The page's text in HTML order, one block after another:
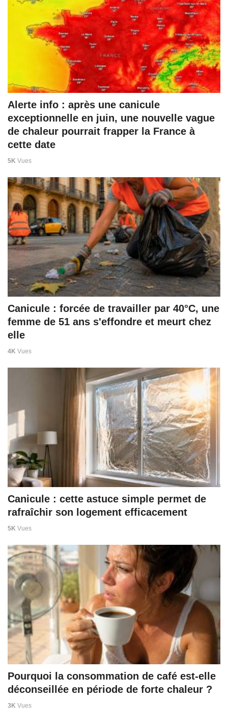
Alerte info : après une canicule
exceptionnelle en juin, une nouvelle vague
de chaleur pourrait frapper la France à
cette date
5K Vues
Canicule : forcée de travailler par 40°C, une
femme de 51 ans s'effondre et meurt chez
elle
4K Vues
Canicule : cette astuce simple permet de
rafraîchir son logement efficacement
5K Vues
Pourquoi la consommation de café est-elle
déconseillée en période de forte chaleur ?
3K Vues